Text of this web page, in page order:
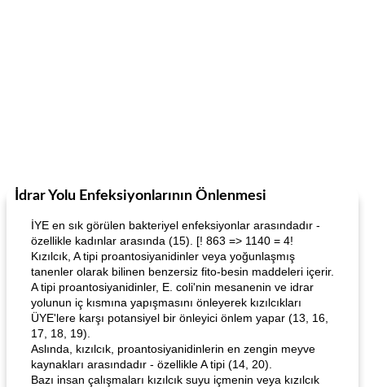
İdrar Yolu Enfeksiyonlarının Önlenmesi
İYE en sık görülen bakteriyel enfeksiyonlar arasındadır -
özellikle kadınlar arasında (15). [! 863 => 1140 = 4!
Kızılcık, A tipi proantosiyanidinler veya yoğunlaşmış
tanenler olarak bilinen benzersiz fito-besin maddeleri içerir.
A tipi proantosiyanidinler, E. coli'nin mesanenin ve idrar
yolunun iç kısmına yapışmasını önleyerek kızılcıkları
ÜYE'lere karşı potansiyel bir önleyici önlem yapar (13, 16,
17, 18, 19).
Aslında, kızılcık, proantosiyanidinlerin en zengin meyve
kaynakları arasındadır - özellikle A tipi (14, 20).
Bazı insan çalışmaları kızılcık suyu içmenin veya kızılcık